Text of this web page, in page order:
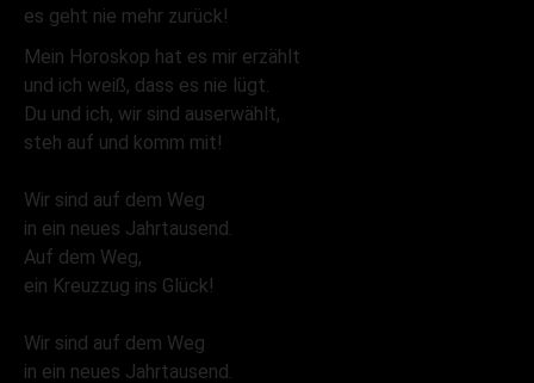
es geht nie mehr zurück!
Mein Horoskop hat es mir erzählt
und ich weiß, dass es nie lügt.
Du und ich, wir sind auserwählt,
steh auf und komm mit!
Wir sind auf dem Weg
in ein neues Jahrtausend.
Auf dem Weg,
ein Kreuzzug ins Glück!
Wir sind auf dem Weg
in ein neues Jahrtausend.